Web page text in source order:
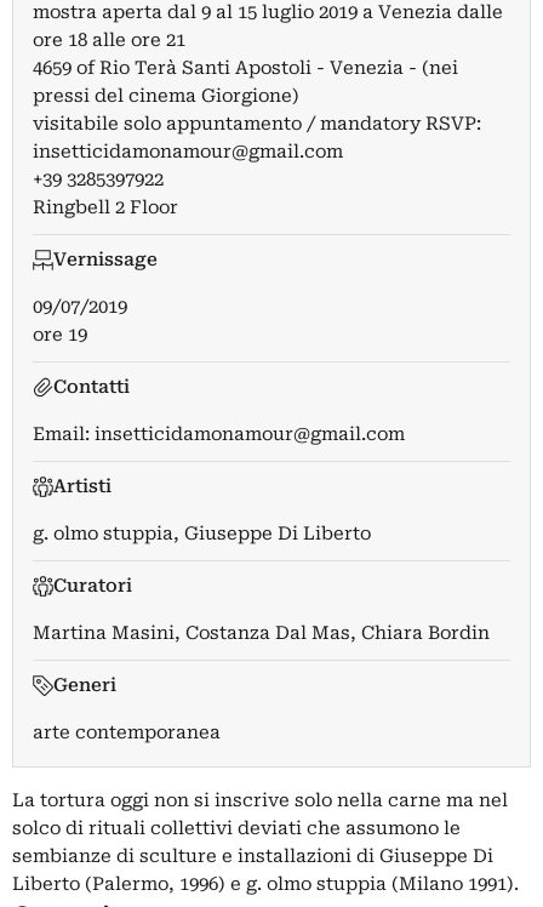
mostra aperta dal 9 al 15 luglio 2019 a Venezia dalle
ore 18 alle ore 21
4659 of Rio Terà Santi Apostoli - Venezia - (nei
pressi del cinema Giorgione)
visitabile solo appuntamento / mandatory RSVP:
insetticidamonamour@gmail.com
+39 3285397922
Ringbell 2 Floor
Vernissage
09/07/2019
ore 19
Contatti
Email: insetticidamonamour@gmail.com
Artisti
g. olmo stuppia, Giuseppe Di Liberto
Curatori
Martina Masini, Costanza Dal Mas, Chiara Bordin
Generi
arte contemporanea
La tortura oggi non si inscrive solo nella carne ma nel
solco di rituali collettivi deviati che assumono le
sembianze di sculture e installazioni di Giuseppe Di
Liberto (Palermo, 1996) e g. olmo stuppia (Milano 1991).